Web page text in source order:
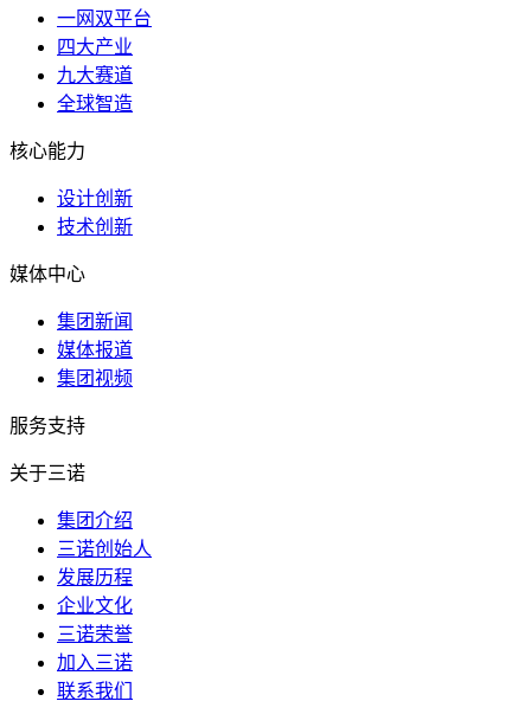
一网双平台
四大产业
九大赛道
全球智造
核心能力
设计创新
技术创新
媒体中心
集团新闻
媒体报道
集团视频
服务支持
关于三诺
集团介绍
三诺创始人
发展历程
企业文化
三诺荣誉
加入三诺
联系我们